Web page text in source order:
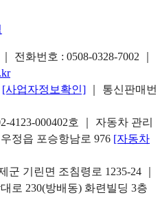
전화번호 : 0508-0328-7002
[사업자정보확인]
｜ 통신판매번
4123-000402호 ｜ 자동차 관리
정읍 포승항남로 976 [자동차
기린면 조침령로 1235-24 ｜
로 230(방배동) 화련빌딩 3층